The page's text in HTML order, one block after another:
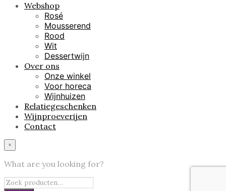
Webshop
Rosé
Mousserend
Rood
Wit
Dessertwijn
Over ons
Onze winkel
Voor horeca
Wijnhuizen
Relatiegeschenken
Wijnproeverijen
Contact
×
What are you looking for?